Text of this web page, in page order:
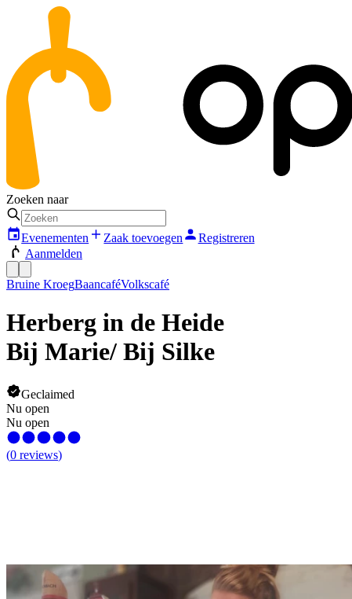
Zoeken naar
Evenementen Zaak toevoegen
Registreren
Aanmelden
Bruine KroegBaancaféVolkscafé
Herberg in de Heide
Bij Marie/ Bij Silke
Geclaimed
Nu open
Nu open
(0 reviews)